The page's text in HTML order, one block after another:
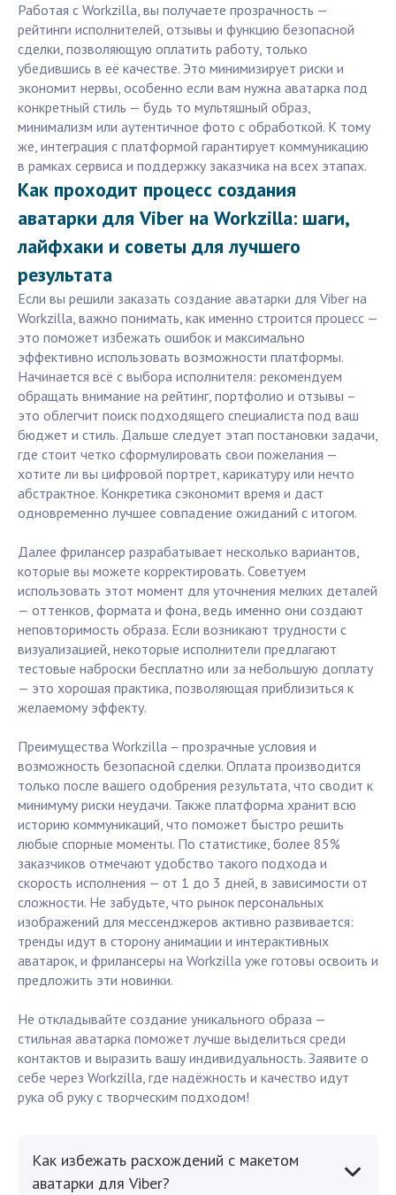
Работая с Workzilla, вы получаете прозрачность —
рейтинги исполнителей, отзывы и функцию безопасной
сделки, позволяющую оплатить работу, только
убедившись в её качестве. Это минимизирует риски и
экономит нервы, особенно если вам нужна аватарка под
конкретный стиль — будь то мультяшный образ,
минимализм или аутентичное фото с обработкой. К тому
же, интеграция с платформой гарантирует коммуникацию
в рамках сервиса и поддержку заказчика на всех этапах.
Как проходит процесс создания
аватарки для Viber на Workzilla: шаги,
лайфхаки и советы для лучшего
результата
Если вы решили заказать создание аватарки для Viber на
Workzilla, важно понимать, как именно строится процесс —
это поможет избежать ошибок и максимально
эффективно использовать возможности платформы.
Начинается всё с выбора исполнителя: рекомендуем
обращать внимание на рейтинг, портфолио и отзывы –
это облегчит поиск подходящего специалиста под ваш
бюджет и стиль. Дальше следует этап постановки задачи,
где стоит четко сформулировать свои пожелания —
хотите ли вы цифровой портрет, карикатуру или нечто
абстрактное. Конкретика сэкономит время и даст
одновременно лучшее совпадение ожиданий с итогом.
Далее фрилансер разрабатывает несколько вариантов,
которые вы можете корректировать. Советуем
использовать этот момент для уточнения мелких деталей
— оттенков, формата и фона, ведь именно они создают
неповторимость образа. Если возникают трудности с
визуализацией, некоторые исполнители предлагают
тестовые наброски бесплатно или за небольшую доплату
— это хорошая практика, позволяющая приблизиться к
желаемому эффекту.
Преимущества Workzilla – прозрачные условия и
возможность безопасной сделки. Оплата производится
только после вашего одобрения результата, что сводит к
минимуму риски неудачи. Также платформа хранит всю
историю коммуникаций, что поможет быстро решить
любые спорные моменты. По статистике, более 85%
заказчиков отмечают удобство такого подхода и
скорость исполнения — от 1 до 3 дней, в зависимости от
сложности. Не забудьте, что рынок персональных
изображений для мессенджеров активно развивается:
тренды идут в сторону анимации и интерактивных
аватарок, и фрилансеры на Workzilla уже готовы освоить и
предложить эти новинки.
Не откладывайте создание уникального образа —
стильная аватарка поможет лучше выделиться среди
контактов и выразить вашу индивидуальность. Заявите о
себе через Workzilla, где надёжность и качество идут
рука об руку с творческим подходом!
Как избежать расхождений с макетом
аватарки для Viber?